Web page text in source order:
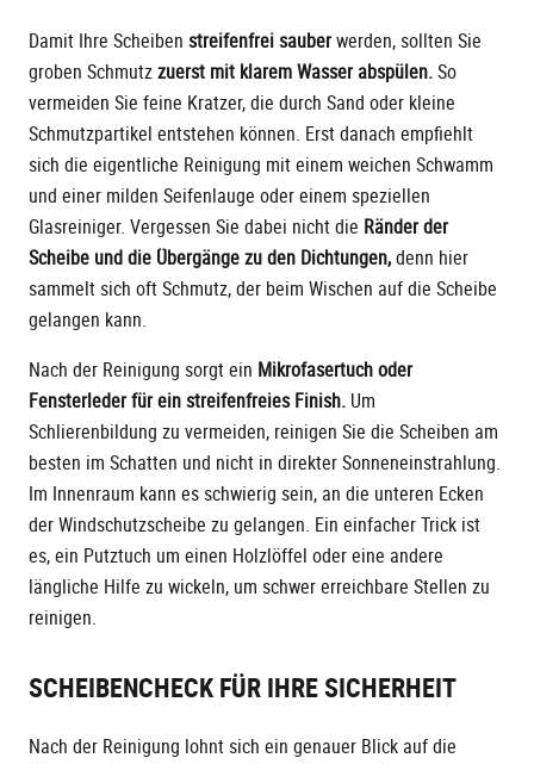
Damit Ihre Scheiben streifenfrei sauberwerden, sollten Sie
groben Schmutz zuerst mit klarem Wasser abspülen. So
vermeiden Sie feine Kratzer, die durch Sand oder kleine
Schmutzpartikel entstehen können. Erst danach empfiehlt
sich die eigentliche Reinigung mit einem weichen Schwamm
und einer milden Seifenlauge oder einem speziellen
Glasreiniger. Vergessen Sie dabei nicht die Ränder der
Scheibe und die Übergänge zu den Dichtungen, denn hier
sammelt sich oft Schmutz, der beim Wischen auf die Scheibe
gelangen kann.
Nach der Reinigung sorgt ein Mikrofasertuch oder
Fensterleder für ein streifenfreies Finish. Um
Schlierenbildung zu vermeiden, reinigen Sie die Scheiben am
besten im Schatten und nicht in direkter Sonneneinstrahlung.
Im Innenraum kann es schwierig sein, an die unteren Ecken
der Windschutzscheibe zu gelangen. Ein einfacher Trick ist
es, ein Putztuch um einen Holzlöffel oder eine andere
längliche Hilfe zu wickeln, um schwer erreichbare Stellen zu
reinigen.
SCHEIBENCHECK FÜR IHRE SICHERHEIT
Nach der Reinigung lohnt sich ein genauer Blick auf die